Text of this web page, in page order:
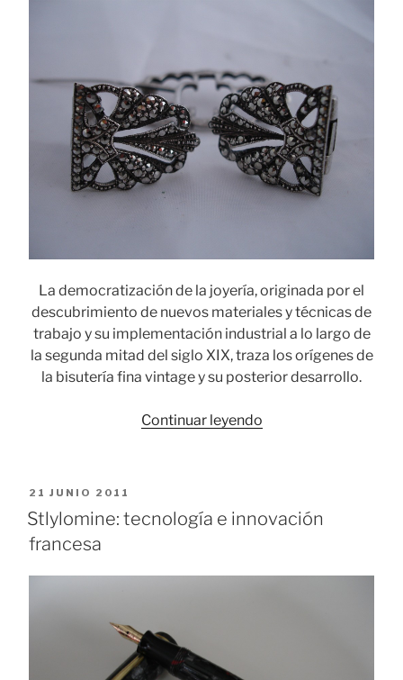
La democratización de la joyería, originada por el
descubrimiento de nuevos materiales y técnicas de
trabajo y su implementación industrial a lo largo de
la segunda mitad del siglo XIX, traza los orígenes de
la bisutería fina vintage y su posterior desarrollo.
Continuar leyendo«Bisutería
creatividad»
PUBLICADO
EL
21 JUNIO 2011
Stlylomine: tecnología e innovación
francesa